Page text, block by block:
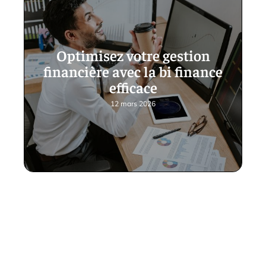
Optimisez votre gestion
financière avec la bi finance
efficace
12 mars 2026